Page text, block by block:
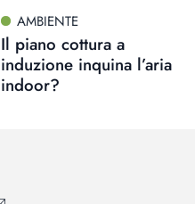
AMBIENTE
Il piano cottura a
induzione inquina l’aria
indoor?